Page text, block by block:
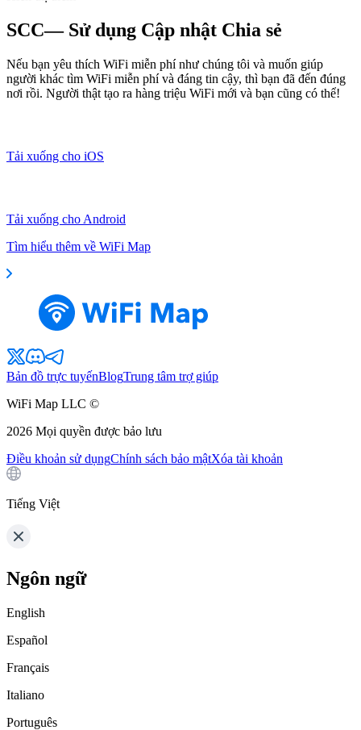
SCC— Sử dụng Cập nhật Chia sẻ
Nếu bạn yêu thích WiFi miễn phí như chúng tôi và muốn giúp
người khác tìm WiFi miễn phí và đáng tin cậy, thì bạn đã đến đúng
nơi rồi. Người thật tạo ra hàng triệu WiFi mới và bạn cũng có thể!
Tải xuống cho iOS
Tải xuống cho Android
Tìm hiểu thêm về WiFi Map
Bản đồ trực tuyếnBlogTrung tâm trợ giúp
WiFi Map LLC ©
2026 Mọi quyền được bảo lưu
Điều khoản sử dụngChính sách bảo mậtXóa tài khoản
Tiếng Việt
Ngôn ngữ
English
Español
Français
Italiano
Português